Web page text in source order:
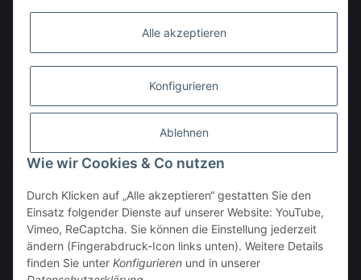
Alle akzeptieren
Konfigurieren
Ablehnen
Wie wir Cookies & Co nutzen
Durch Klicken auf „Alle akzeptieren“ gestatten Sie den
Einsatz folgender Dienste auf unserer Website: YouTube,
Vimeo, ReCaptcha. Sie können die Einstellung jederzeit
ändern (Fingerabdruck-Icon links unten). Weitere Details
finden Sie unter Konfigurieren und in unserer
BESTELLHOTLINE:
(0 23 03) 983 77 27
Vertrag widerrufen